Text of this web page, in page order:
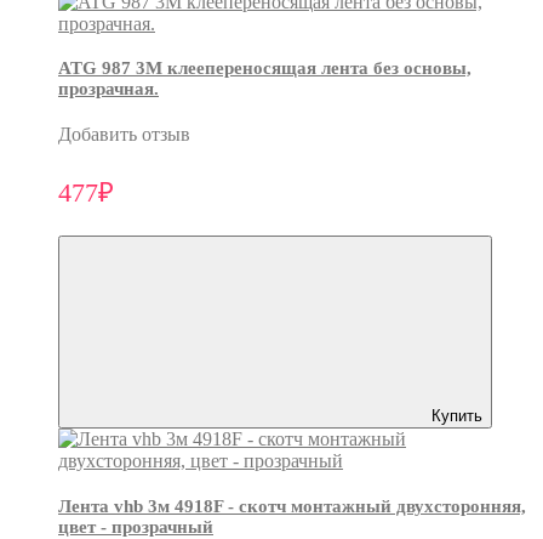
ATG 987 3М клеепереносящая лента без основы,
прозрачная.
Добавить отзыв
477₽
Купить
Лента vhb 3м 4918F - скотч монтажный двухсторонняя,
цвет - прозрачный